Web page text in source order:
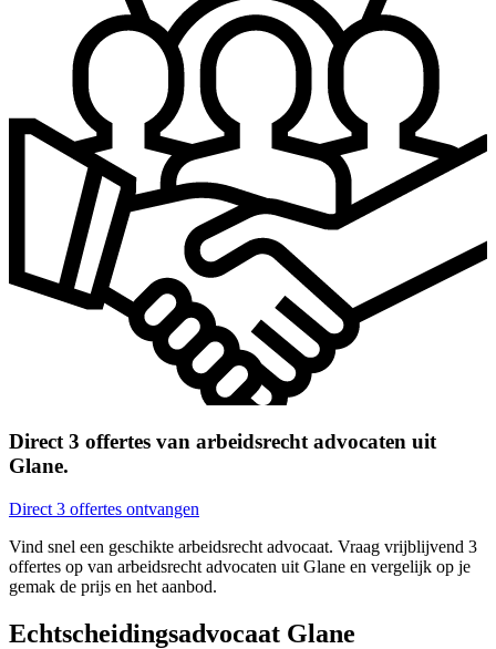
Direct 3 offertes van arbeidsrecht advocaten uit
Glane.
Direct 3 offertes ontvangen
Vind snel een geschikte arbeidsrecht advocaat. Vraag vrijblijvend 3
offertes op van arbeidsrecht advocaten uit Glane en vergelijk op je
gemak de prijs en het aanbod.
Echtscheidingsadvocaat Glane